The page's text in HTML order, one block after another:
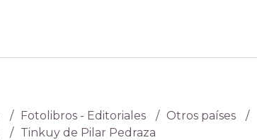
Fotolibros - Editoriales
Otros países
Tinkuy de Pilar Pedraza